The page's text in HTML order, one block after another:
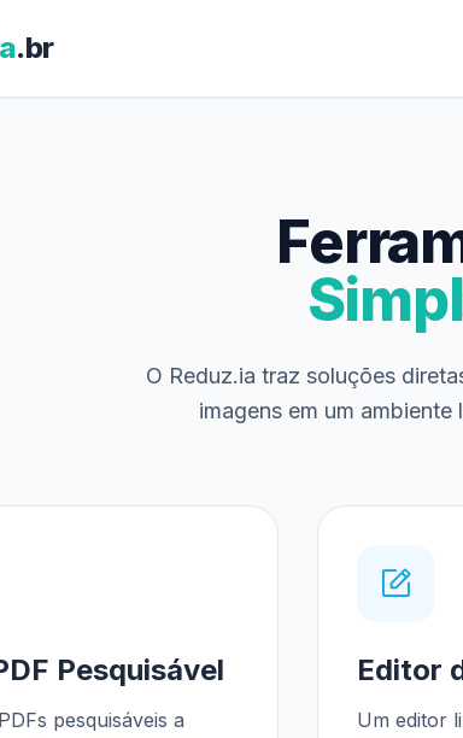
.br
O Reduz.ia traz soluções
imagens em um
Pesquisável
pesquisáveis a
Editor
Um editor